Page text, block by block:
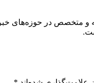
و متخصص در حوزه‌های